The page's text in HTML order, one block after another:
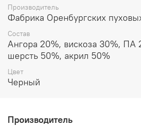
Производитель
Фабрика Оренбургских
Состав
Ангора 20%, вискоза 30%, ПА
шерсть 50%, акрил 50%
Цвет
Черный
Производитель